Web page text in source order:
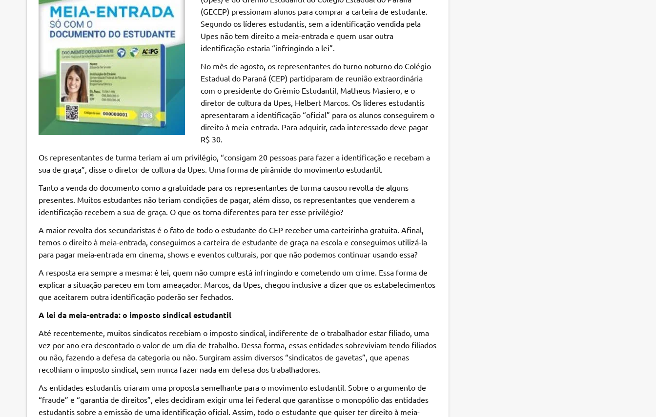
(GECEP) pressionam alunos para comprar a carteira de estudante.
Segundo os líderes estudantis, sem a identificação vendida pela
Upes não tem direito a meia-entrada e quem usar outra
identificação estaria “infringindo a lei”.
No mês de agosto, os representantes do turno noturno do Colégio
Estadual do Paraná (CEP) participaram de reunião extraordinária
com o presidente do Grêmio Estudantil, Matheus Masiero, e o
diretor de cultura da Upes, Helbert Marcos. Os líderes estudantis
apresentaram a identificação “oficial” para os alunos conseguirem o
direito à meia-entrada. Para adquirir, cada interessado deve pagar
R$ 30.
Os representantes de turma teriam aí um privilégio, “consigam 20 pessoas para fazer a identificação e recebam a
sua de graça”, disse o diretor de cultura da Upes. Uma forma de pirâmide do movimento estudantil.
Tanto a venda do documento como a gratuidade para os representantes de turma causou revolta de alguns
presentes. Muitos estudantes não teriam condições de pagar, além disso, os representantes que venderem a
identificação recebem a sua de graça. O que os torna diferentes para ter esse privilégio?
A maior revolta dos secundaristas é o fato de todo o estudante do CEP receber uma carteirinha gratuita. Afinal,
temos o direito à meia-entrada, conseguimos a carteira de estudante de graça na escola e conseguimos utilizá-la
para pagar meia-entrada em cinema, shows e eventos culturais, por que não podemos continuar usando essa?
A resposta era sempre a mesma: é lei, quem não cumpre está infringindo e cometendo um crime. Essa forma de
explicar a situação pareceu em tom ameaçador. Marcos, da Upes, chegou inclusive a dizer que os estabelecimentos
que aceitarem outra identificação poderão ser fechados.
A lei da meia-entrada: o imposto sindical estudantil
Até recentemente, muitos sindicatos recebiam o imposto sindical, indiferente de o trabalhador estar filiado, uma
vez por ano era descontado o valor de um dia de trabalho. Dessa forma, essas entidades sobreviviam tendo filiados
ou não, fazendo a defesa da categoria ou não. Surgiram assim diversos “sindicatos de gavetas”, que apenas
recolhiam o imposto sindical, sem nunca fazer nada em defesa dos trabalhadores.
As entidades estudantis criaram uma proposta semelhante para o movimento estudantil. Sobre o argumento de
“fraude” e “garantia de direitos”, eles decidiram exigir uma lei federal que garantisse o monopólio das entidades
estudantis sobre a emissão de uma identificação oficial. Assim, todo o estudante que quiser ter direito à meia-